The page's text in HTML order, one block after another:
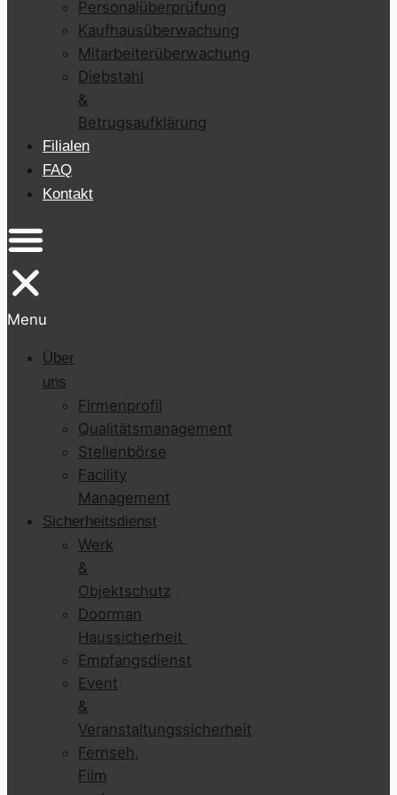
Personalüberprüfung
Kaufhausüberwachung
Mitarbeiterüberwachung
Diebstahl
&
Betrugsaufklärung
Filialen
FAQ
Kontakt
Menu
Über
uns
Firmenprofil
Qualitätsmanagement
Stellenbörse
Facility
Management
Sicherheitsdienst
Werk
&
Objektschutz
Doorman
Haussicherheit
Empfangsdienst
Event
&
Veranstaltungssicherheit
Fernseh,
Film